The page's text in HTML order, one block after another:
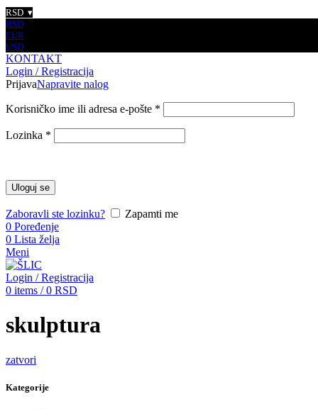
RSD
RSD
EUR
USD
KONTAKT
Login / Registracija
PrijavaNapravite nalog
Korisničko ime ili adresa e-pošte *
Lozinka *
Uloguj se
Zaboravli ste lozinku?
Zapamti me
0 Poređenje
0 Lista želja
Meni
Login / Registracija
0 items / 0 RSD
skulptura
zatvori
Kategorije